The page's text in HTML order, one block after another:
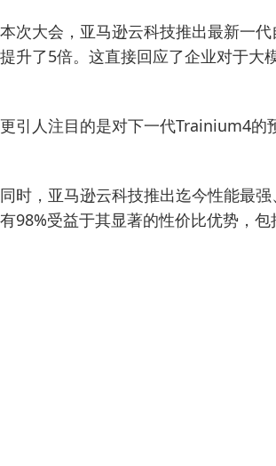
本次大会，亚马逊云科技推出最新一
提升了5倍。这直接回应了企业对于大
更引人注目的是对下一代Trainium4的
同时，亚马逊云科技推出迄今性能最
有98%受益于其显著的性价比优势，